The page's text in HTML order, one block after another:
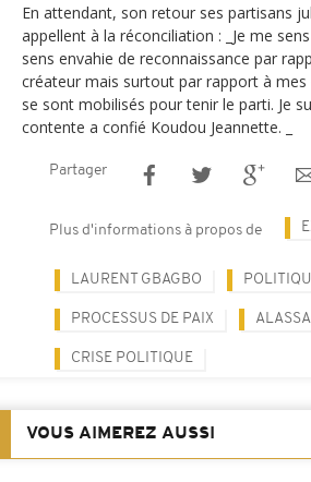
En attendant, son retour ses partisans
appellent à la réconciliation : _Je me
sens envahie de reconnaissance par
créateur mais surtout par rapport à mes
se sont mobilisés pour tenir le parti. Je
contente a confié Koudou Jeannette. _
Partager
Plus d'informations à propos de
LAURENT GBAGBO
PROCESSUS DE PAIX
CRISE POLITIQUE
VOUS AIMEREZ AUSSI